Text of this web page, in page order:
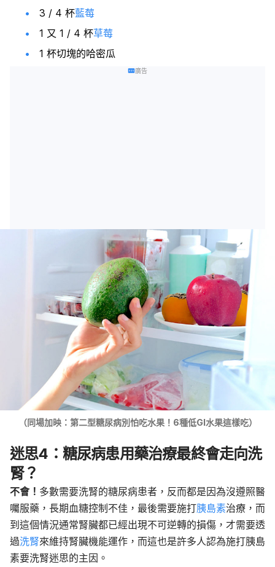
3 / 4 杯藍莓
1 又 1 / 4 杯草莓
1 杯切塊的哈密瓜
廣告
（同場加映：第二型糖尿病別怕吃水果！6種低GI水果這樣吃）
迷思4：糖尿病患用藥治療最終會走向洗
腎？
不會！ 多數需要洗腎的糖尿病患者，反而都是因為沒遵照醫
囑服藥，長期血糖控制不佳，最後需要施打胰島素治療，而
到這個情況通常腎臟都已經出現不可逆轉的損傷，才需要透
過洗腎來維持腎臟機能運作，而這也是許多人認為施打胰島
素要洗腎迷思的主因。